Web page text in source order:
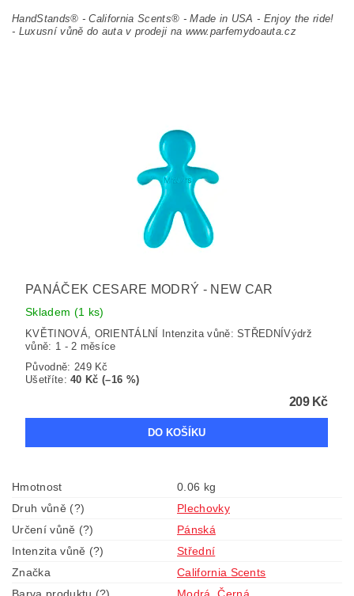
HandStands® - California Scents® - Made in USA - Enjoy the ride!
- Luxusní vůně do auta v prodeji na www.parfemydoauta.cz
PANÁČEK CESARE MODRÝ - NEW CAR
Skladem (1 ks)
KVĚTINOVÁ, ORIENTÁLNÍ Intenzita vůně: STŘEDNÍVýdrž
vůně: 1 - 2 měsíce
Původně: 249 Kč
Ušetříte:40 Kč (–16 %)
209 Kč
Hmotnost
0.06 kg
Druh vůně (?)
Plechovky
Určení vůně (?)
Pánská
Intenzita vůně (?)
Střední
Značka
California Scents